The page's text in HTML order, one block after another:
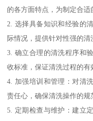
的各方面特点，为制定合适
2. 选择具备知识和经验的
际情况，提供针对性强的清
3. 确立合理的清洗程序和
收标准，保证清洗过程的有
4. 加强培训和管理：对清
责任心，确保清洗操作的规
5. 定期检查与维护：建立